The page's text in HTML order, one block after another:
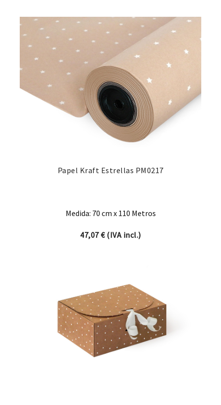
Papel Kraft Estrellas PM0217
Medida: 70 cm x 110 Metros
47,07€(IVA incl.)